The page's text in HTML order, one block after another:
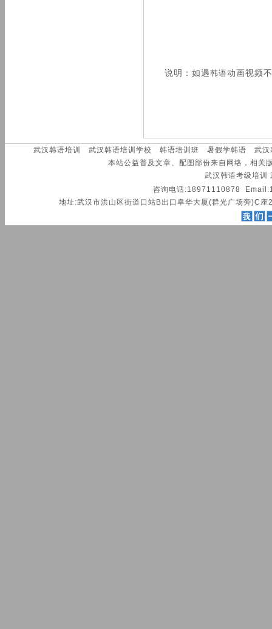
说明：如遇韩语动画视频
武汉韩语培训 武汉韩语培训学校 韩语培训班 暑假学韩语
武汉
本站公益普及文章、配图部份来自网络，相关
武汉韩语考级培训
咨询电话:18971110878
地址:武汉市洪山区街道口站B出口阜华大厦(群光广场旁)C